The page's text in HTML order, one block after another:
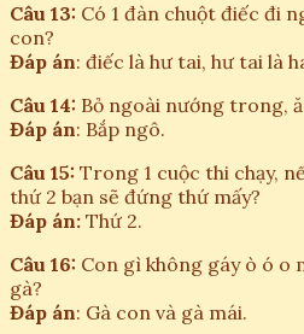
Câu 13: Có 1 đàn chuột điếc đi
con?
Đáp án: điếc là hư tai, hư tai là
Câu 14: Bỏ ngoài nướng trong,
Đáp án: Bắp ngô.
Câu 15: Trong 1 cuộc thi chạy,
thứ 2 bạn sẽ đứng thứ mấy?
Đáp án: Thứ 2.
Câu 16: Con gì không gáy ò ó o
gà?
Đáp án: Gà con và gà mái.